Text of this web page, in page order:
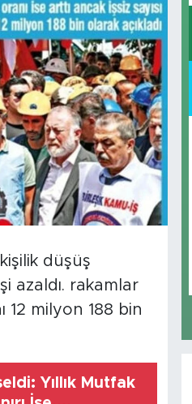
düşüş
azaldı. rakamlar
12 milyon 188 bin
Yıllık Mutfak